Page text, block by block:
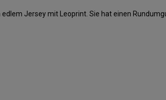
Jersey mit Leoprint. Sie hat einen